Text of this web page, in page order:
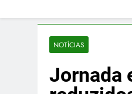
NOTÍCIAS
Jornada